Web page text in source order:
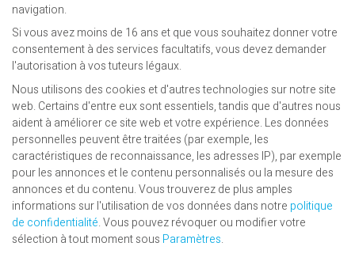
TECHNIQUES & CHANTIERS
OPC
PERIODE
2018 | Travaux 8 mois
MONTANT TRAVAUX
900 000€ HT
LINÉAIRE DE TRANCHÉES
navigation.
Si vous avez moins de 16 ans et que vous souhaitez donner votre
consentement à des services facultatifs, vous devez demander
l'autorisation à vos tuteurs légaux.
Nous utilisons des cookies et d'autres technologies sur notre site
web. Certains d'entre eux sont essentiels, tandis que d'autres nous
aident à améliorer ce site web et votre expérience. Les données
personnelles peuvent être traitées (par exemple, les
caractéristiques de reconnaissance, les adresses IP), par exemple
pour les annonces et le contenu personnalisés ou la mesure des
annonces et du contenu.Vous trouverez de plus amples
informations sur l'utilisation de vos données dans notre politique
de confidentialité.Vous pouvez révoquer ou modifier votre
sélection à tout moment sous Paramètres.